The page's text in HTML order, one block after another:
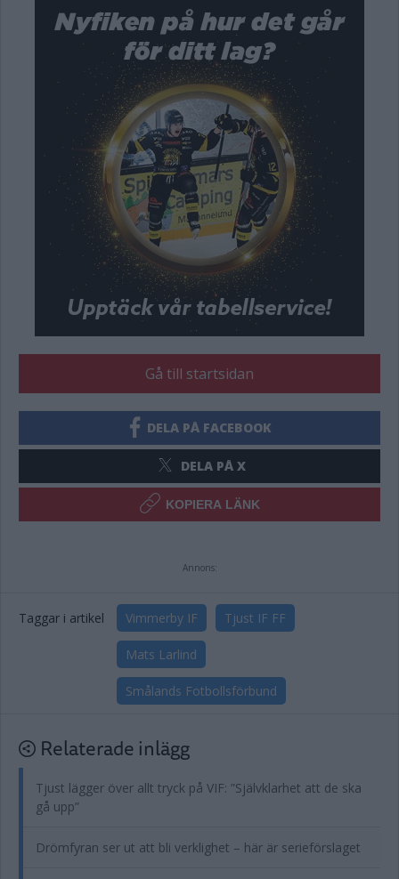
Gå till startsidan
DELA PÅ FACEBOOK
DELA PÅ X
KOPIERA LÄNK
Annons:
Taggar i artikel Vimmerby IF Tjust IF FF
Mats Larlind
Smålands Fotbollsförbund
Relaterade inlägg
Tjust lägger över allt tryck på VIF: ”Självklarhet att de ska
gå upp”
Drömfyran ser ut att bli verklighet – här är serieförslaget